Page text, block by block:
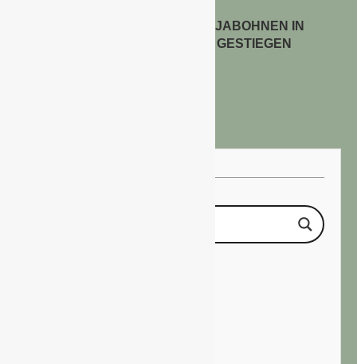
ANBAUFLÄCHEN FÜR SOJABOHNEN IN
DEUTSCHLAND STARK GESTIEGEN